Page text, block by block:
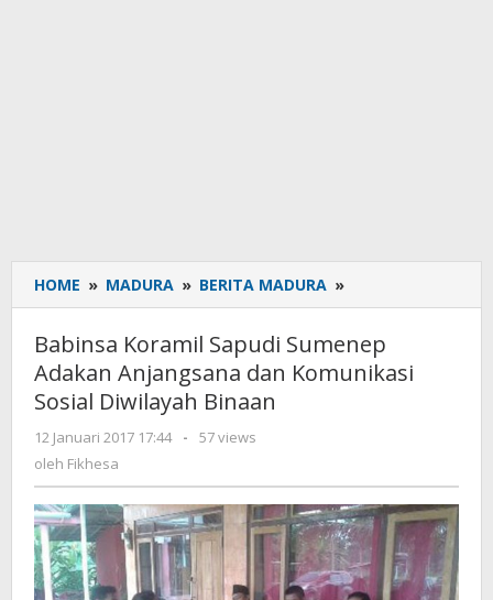
HOME » MADURA » BERITA MADURA »
Koramil
Sumenep
Adakan
Diwilayah
Binaan
Babinsa Koramil Sapudi Sumenep
Adakan Anjangsana dan Komunikasi
Sosial Diwilayah Binaan
12 Januari 2017 17:44
oleh
-
57 views
oleh Fikhesa